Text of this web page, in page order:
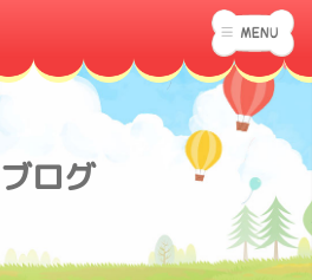
ブログ